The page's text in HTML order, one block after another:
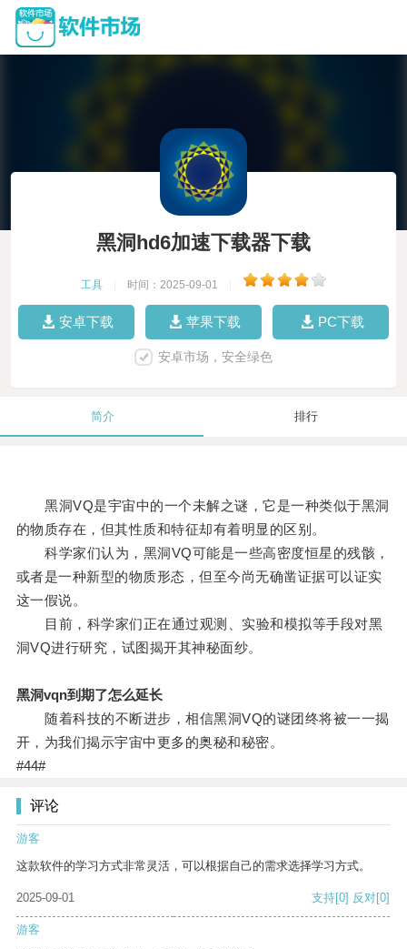
黑洞hd6加速下载器下载
工具 时间：2025-09-01
安卓下载 苹果下载 PC下载
安卓市场，安全绿色
简介 排行
黑洞VQ是宇宙中的一个未解之谜，它是一种类似于黑洞
的物质存在，但其性质和特征却有着明显的区别。
科学家们认为，黑洞VQ可能是一些高密度恒星的残骸，
或者是一种新型的物质形态，但至今尚无确凿证据可以证实
这一假说。
目前，科学家们正在通过观测、实验和模拟等手段对黑
洞VQ进行研究，试图揭开其神秘面纱。
黑洞vqn到期了怎么延长
随着科技的不断进步，相信黑洞VQ的谜团终将被一一揭
开，为我们揭示宇宙中更多的奥秘和秘密。
#44#
评论
游客
这款软件的学习方式非常灵活，可以根据自己的需求选择学习方式。
2025-09-01 支持[0] 反对[0]
游客